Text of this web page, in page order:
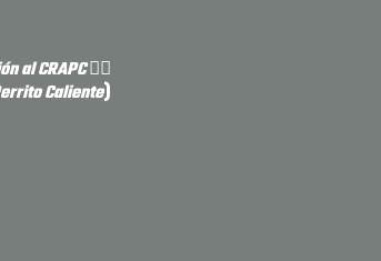
al CRAPC 👈🏼
Caliente)